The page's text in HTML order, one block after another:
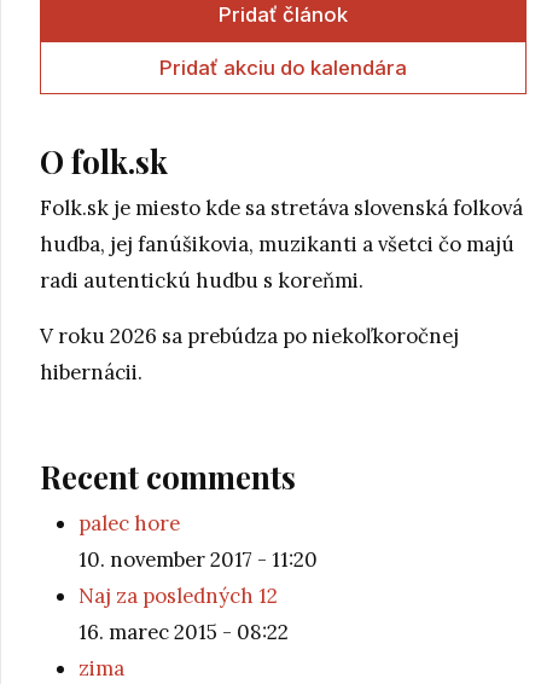
Pridať článok
Pridať akciu do kalendára
O folk.sk
Folk.sk je miesto kde sa stretáva slovenská folková
hudba, jej fanúšikovia, muzikanti a všetci čo majú
radi autentickú hudbu s koreňmi.
V roku 2026 sa prebúdza po niekoľkoročnej
hibernácii.
Recent comments
palec hore
10. november 2017 - 11:20
Naj za posledných 12
16. marec 2015 - 08:22
zima